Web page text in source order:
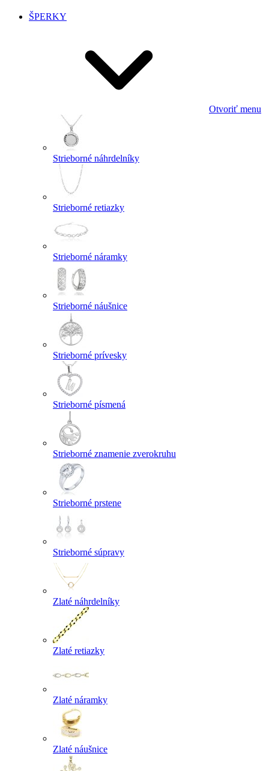
ŠPERKY
Otvoriť menu
Strieborné náhrdelníky
Strieborné retiazky
Strieborné náramky
Strieborné náušnice
Strieborné prívesky
Strieborné písmená
Strieborné znamenie zverokruhu
Strieborné prstene
Strieborné súpravy
Zlaté náhrdelníky
Zlaté retiazky
Zlaté náramky
Zlaté náušnice